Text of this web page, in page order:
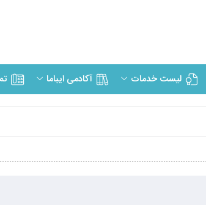
لیست خدمات آکادمی ایباما